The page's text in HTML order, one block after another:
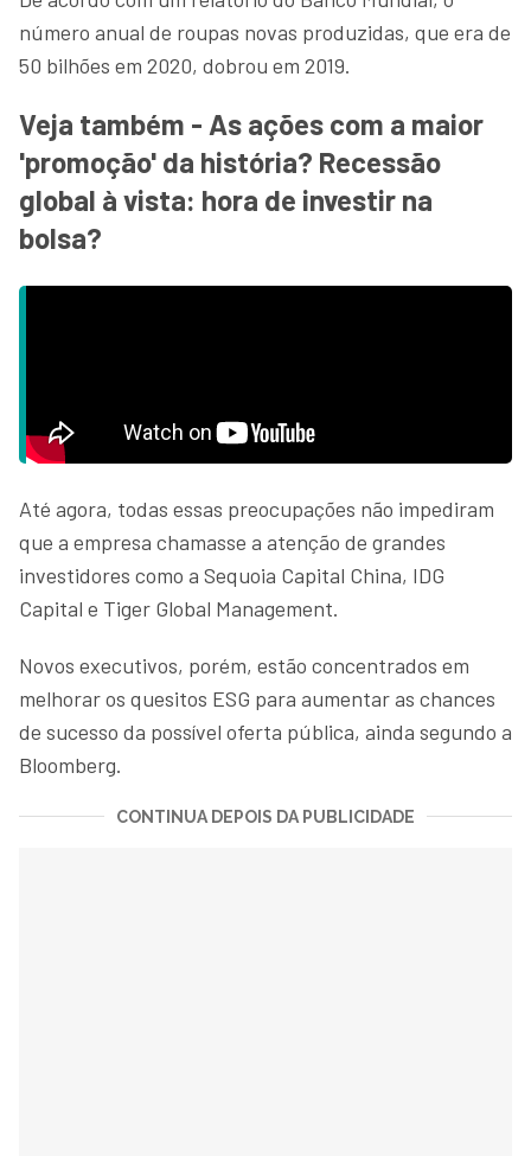
número anual de roupas novas produzidas, que era de
50 bilhões em 2020, dobrou em 2019.
Veja também - As ações com a maior
'promoção' da história? Recessão
global à vista: hora de investir na
bolsa?
Até agora, todas essas preocupações não impediram
que a empresa chamasse a atenção de grandes
investidores como a Sequoia Capital China, IDG
Capital e Tiger Global Management.
Novos executivos, porém, estão concentrados em
melhorar os quesitos ESG para aumentar as chances
de sucesso da possível oferta pública, ainda segundo a
Bloomberg.
CONTINUA DEPOIS DA PUBLICIDADE